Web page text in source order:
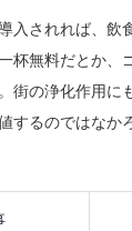
入されれば、飲
杯無料だとか、
街の浄化作用に
するのではなか